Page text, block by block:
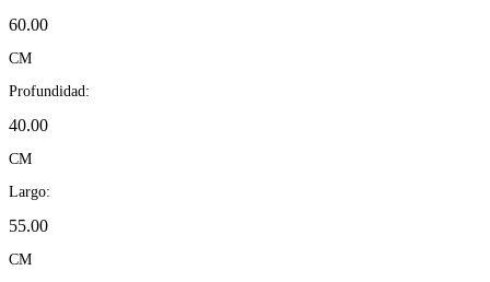
60.00
CM
Profundidad:
40.00
CM
Largo:
55.00
CM